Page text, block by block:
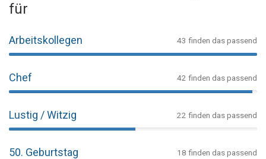
für
Arbeitskollegen 43 finden das passend
Chef 42 finden das passend
Lustig / Witzig 22 finden das passend
50. Geburtstag 18 finden das passend